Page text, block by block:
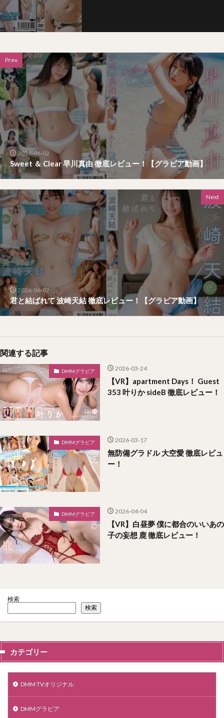
Prev
2026-06-02
Sweet ＆ Clear 早川真由 徹底レビュー！【グラビア動画】
Next
2026-06-02
君と結ばれて 波崎天結 徹底レビュー！【グラビア動画】
関連する記事
DMMグラビア 2026-03-24
【VR】apartment Days！ Guest
353 叶りか sideB 徹底レビュー！
DMMグラビア 2026-03-17
無防備グラドル 大空愛 徹底レビュ
ー！
DMMグラビア 2026-04-04
【VR】白昼夢 僕に都合のいいあの
子の妄想 鹿 徹底レビュー！
検索
検索
カテゴリー
DMM TVオリジナル
DMMグラビア